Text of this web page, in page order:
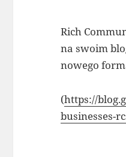
Rich
na swoim
nowego
(https://
businesses-